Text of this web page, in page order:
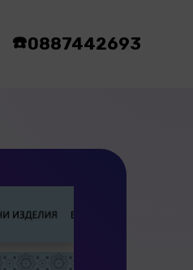
☎️0887442693